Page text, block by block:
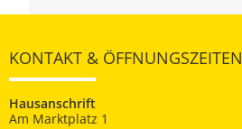
KONTAKT & ÖFFNUNGSZEITEN
Hausanschrift
Am Marktplatz 1